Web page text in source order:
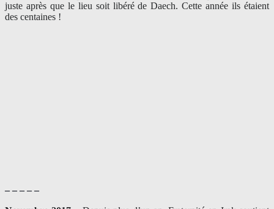
juste après que le lieu soit libéré de Daech. Cette année ils étaient
des centaines !
– – – – –